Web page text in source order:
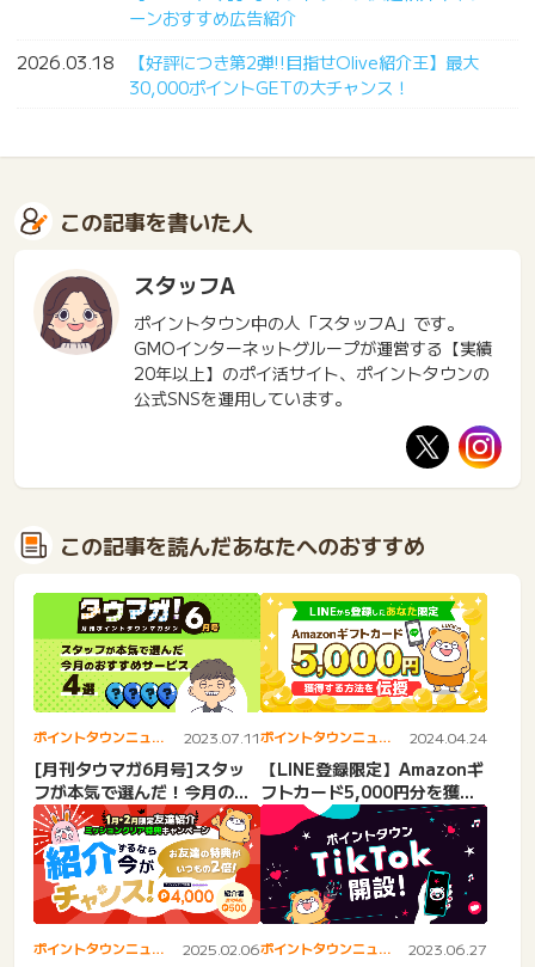
ーンおすすめ広告紹介
2026.03.18
【好評につき第2弾!!目指せOlive紹介王】最大
30,000ポイントGETの大チャンス！
この記事を書いた人
スタッフA
ポイントタウン中の人「スタッフA」です。
GMOインターネットグループが運営する【実績
20年以上】のポイ活サイト、ポイントタウンの
公式SNSを運用しています。
この記事を読んだあなたへのおすすめ
ポイントタウンニュー
2023.07.11
[月刊タウマガ6月号]スタッ
フが本気で選んだ！今月のオ
ススメサービス4選！
ポイントタウンニュー
2024.04.24
【LINE登録限定】Amazonギ
フトカード5,000円分を獲得
する方法伝授！
ポイントタウンニュー
2025.02.06ポイントタウンニュー
2023.06.27